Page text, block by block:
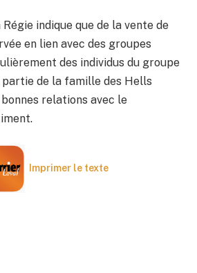
Régie indique que de la vente de
en lien avec des groupes
des individus du groupe
de la famille des Hells
relations avec le
Imprimer le texte